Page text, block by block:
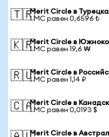
🇹🇷Merit Circle в
1 MC равен 0,6596 ₺
🇰🇷Merit Circle в
1 MC равен 19,6 ₩
🇷🇺Merit Circle в
1 MC равен 1,14 ₽
🇨🇦Merit Circle в
1 MC равен 0,0193 $
Merit Circle в